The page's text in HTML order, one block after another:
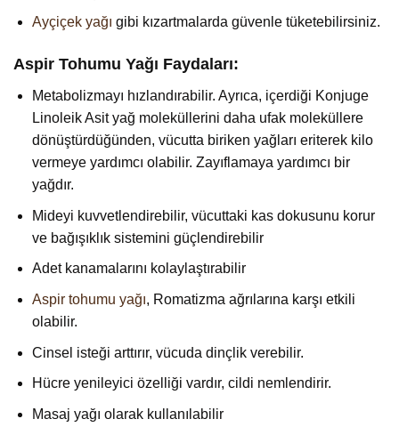
Ayçiçek yağı gibi kızartmalarda güvenle tüketebilirsiniz.
Aspir Tohumu Yağı Faydaları:
Metabolizmayı hızlandırabilir. Ayrıca, içerdiği Konjuge
Linoleik Asit yağ moleküllerini daha ufak moleküllere
dönüştürdüğünden, vücutta biriken yağları eriterek kilo
vermeye yardımcı olabilir. Zayıflamaya yardımcı bir
yağdır.
Mideyi kuvvetlendirebilir, vücuttaki kas dokusunu korur
ve bağışıklık sistemini güçlendirebilir
Adet kanamalarını kolaylaştırabilir
Aspir tohumu yağı, Romatizma ağrılarına karşı etkili
olabilir.
Cinsel isteği arttırır, vücuda dinçlik verebilir.
Hücre yenileyici özelliği vardır, cildi nemlendirir.
Masaj yağı olarak kullanılabilir